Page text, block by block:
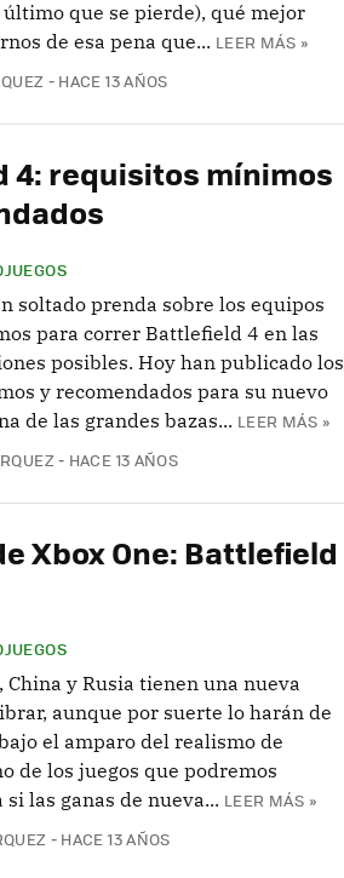
último que se pierde), qué mejor
de esa pena que... LEER MÁS »
HACE 13 AÑOS
4: requisitos mínimos
soltado prenda sobre los equipos
para correr Battlefield 4 en las
posibles. Hoy han publicado los
y recomendados para su nuevo
de las grandes bazas... LEER MÁS »
HACE 13 AÑOS
Xbox One: Battlefield
China y Rusia tienen una nueva
aunque por suerte lo harán de
el amparo del realismo de
de los juegos que podremos
las ganas de nueva... LEER MÁS »
HACE 13 AÑOS